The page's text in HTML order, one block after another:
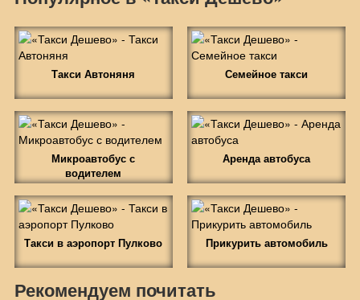
Такси Автоняня Семейное такси
Микроавтобус с
водителем
Аренда автобуса
Такси в аэропорт Пулково Прикурить автомобиль
Рекомендуем почитать